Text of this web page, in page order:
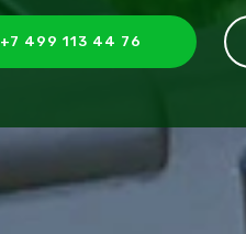
+7 499 113 44 76